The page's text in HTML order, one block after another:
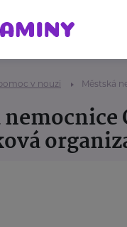
v nouzi Městská